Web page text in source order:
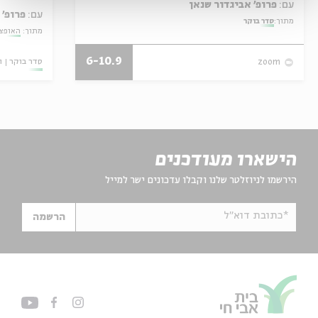
עם:
מתוך:סדר בוקר
zoom
6-10.9
עם: פרופ'
מתוך:
סדר בוקר
הישארו מעודכנים
הירשמו לניוזלטר שלנו וקבלו עדכונים ישר למייל
*כתובת דוא"ל הרשמה